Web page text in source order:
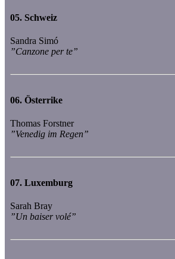
05. Schweiz
Sandra Simó
”Canzone per te”
06. Österrike
Thomas Forstner
”Venedig im Regen”
07. Luxemburg
Sarah Bray
”Un baiser volé”